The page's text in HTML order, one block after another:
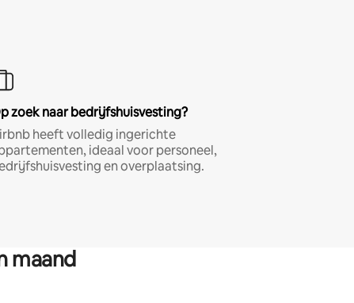
zoek naar bedrijfshuisvesting?
heeft volledig ingerichte
ideaal voor personeel,
en overplaatsing.
maand